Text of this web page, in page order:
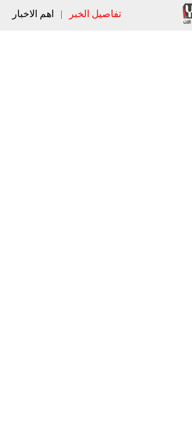
تفاصيل الخبر | اهم الاخبار